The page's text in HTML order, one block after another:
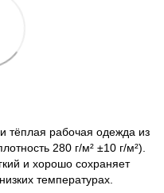
тёплая рабочая одежда из
280 г/м² ±10 г/м²).
и хорошо сохраняет
температурах.